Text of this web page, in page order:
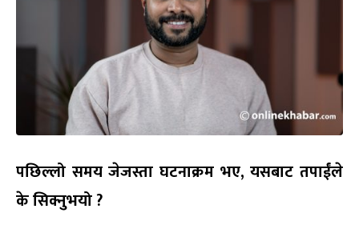
पछिल्लो समय जेजस्ता घटनाक्रम भए,यसबाट तपाईंले
के सिक्नुभयो ?